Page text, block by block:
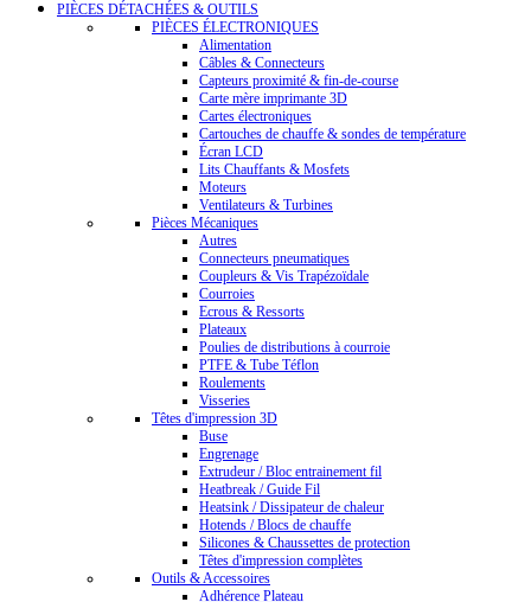
PIÈCES DÉTACHÉES & OUTILS
PIÈCES ÉLECTRONIQUES
Alimentation
Câbles & Connecteurs
Capteurs proximité & fin-de-course
Carte mère imprimante 3D
Cartes électroniques
Cartouches de chauffe & sondes de température
Écran LCD
Lits Chauffants & Mosfets
Moteurs
Ventilateurs & Turbines
Pièces Mécaniques
Autres
Connecteurs pneumatiques
Coupleurs & Vis Trapézoïdale
Courroies
Ecrous & Ressorts
Plateaux
Poulies de distributions à courroie
PTFE & Tube Téflon
Roulements
Visseries
Têtes d'impression 3D
Buse
Engrenage
Extrudeur / Bloc entrainement fil
Heatbreak / Guide Fil
Heatsink / Dissipateur de chaleur
Hotends / Blocs de chauffe
Silicones & Chaussettes de protection
Têtes d'impression complètes
Outils & Accessoires
Adhérence Plateau